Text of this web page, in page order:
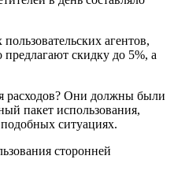
агентов,
скидку до 5%, а
расходов? Они должны были
пакет использования,
ситуациях.
сторонней